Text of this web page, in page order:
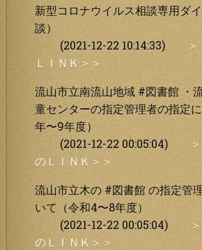
新型コロナウイルス相談専用ダ
談）
(2021-12-22 10:14:33)
ＬＩＮＫ＞＞
流山市立南流山地域 #図書館 ・
童センターの指定管理者の指定
年〜9年度）
(2021-12-22 00:05:04)
のＬＩＮＫ＞＞
流山市立木の #図書館 の指定管
いて（令和4〜8年度）
(2021-12-22 00:05:04)
のＬＩＮＫ＞＞